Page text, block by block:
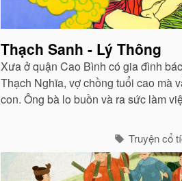
Thạch Sanh - Lý Thông
Xưa ở quận Cao Bình có gia đình
Thạch Nghĩa, vợ chồng tuổi cao mà
con. Ông bà lo buồn và ra sức làm
đường. Bà thì nấu nước cho người
uống...
Truyện cổ